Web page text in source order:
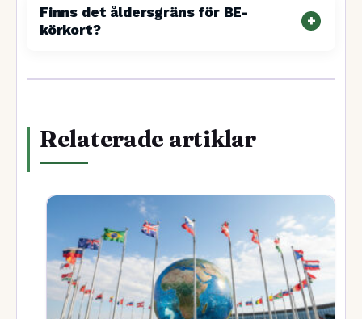
Finns det åldersgräns för BE-
körkort?
Relaterade artiklar